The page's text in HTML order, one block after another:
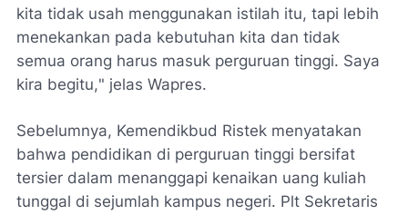
kita tidak usah menggunakan istilah itu, tapi lebih
menekankan pada kebutuhan kita dan tidak
semua orang harus masuk perguruan tinggi. Saya
kira begitu," jelas Wapres.
Sebelumnya, Kemendikbud Ristek menyatakan
bahwa pendidikan di perguruan tinggi bersifat
tersier dalam menanggapi kenaikan uang kuliah
tunggal di sejumlah kampus negeri. Plt Sekretaris